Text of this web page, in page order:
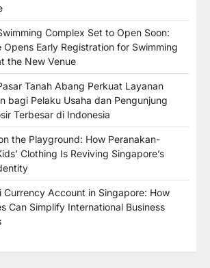
Complex Set to Open Soon:
Opens Early Registration for Swimming
the New Venue
Tanah Abang Perkuat Layanan
bagi Pelaku Usaha dan Pengunjung
Terbesar di Indonesia
the Playground: How Peranakan-
Clothing Is Reviving Singapore’s
Currency Account in Singapore: How
Can Simplify International Business